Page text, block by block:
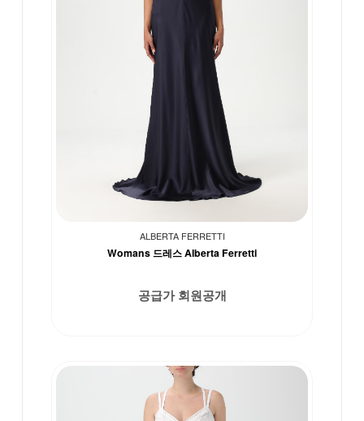
ALBERTA FERRETTI
Womans 드레스 Alberta Ferretti
공급가 회원공개